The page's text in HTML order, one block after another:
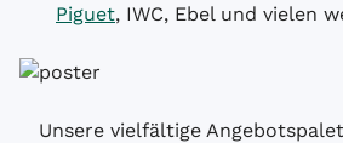
Piguet, IWC, Ebel und vielen
Unsere vielfältige